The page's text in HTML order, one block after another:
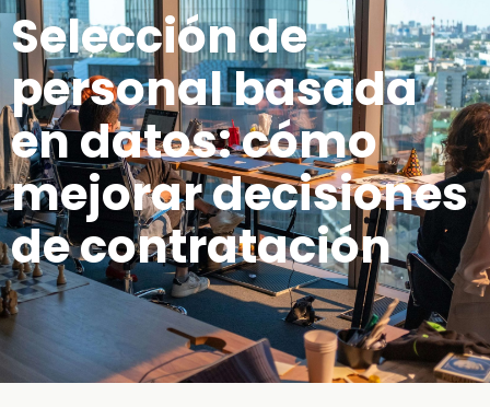
Selección de
personal basada
en datos: cómo
mejorar decisiones
de contratación